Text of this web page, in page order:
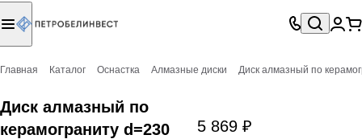
Главная Каталог Оснастка Алмазные диски Диск алмазный по
Диск алмазный по
керамограниту d=230
5 869 ₽